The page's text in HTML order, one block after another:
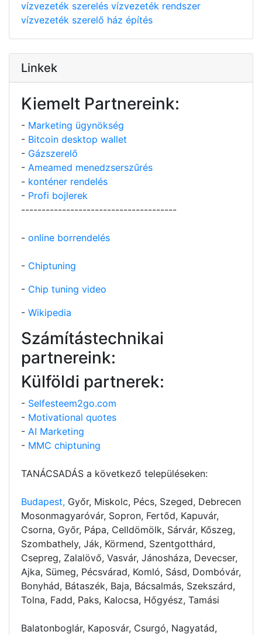
vízvezeték szerelés vízvezeték rendszer
vízvezeték szerelő ház építés
Linkek
Kiemelt Partnereink:
- Marketing ügynökség
- Bitcoin desktop wallet
- Gázszerelő
- Ameamed menedzserszűrés
- konténer rendelés
- Profi bojlerek
--------------------------------------
- online borrendelés
- Chiptuning
- Chip tuning video
- Wikipedia
Számítástechnikai
partnereink:
Külföldi partnerek:
- Selfesteem2go.com
- Motivational quotes
- AI Marketing
- MMC chiptuning
TANÁCSADÁS a következő településeken:
Budapest, Győr, Miskolc, Pécs, Szeged, Debrecen
Mosonmagyaróvár, Sopron, Fertőd, Kapuvár,
Csorna, Győr, Pápa, Celldömölk, Sárvár, Kőszeg,
Szombathely, Ják, Körmend, Szentgotthárd,
Csepreg, Zalalövő, Vasvár, Jánosháza, Devecser,
Ajka, Sümeg, Pécsvárad, Komló, Sásd, Dombóvár,
Bonyhád, Bátaszék, Baja, Bácsalmás, Szekszárd,
Tolna, Fadd, Paks, Kalocsa, Hőgyész, Tamási
Balatonboglár, Kaposvár, Csurgó, Nagyatád,